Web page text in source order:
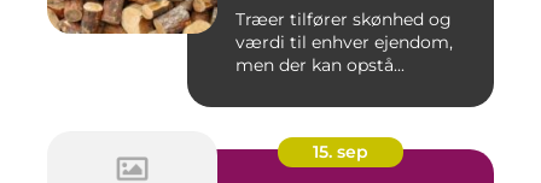
Træer tilfører skønhed og
værdi til enhver ejendom,
men der kan opstå...
15. sep